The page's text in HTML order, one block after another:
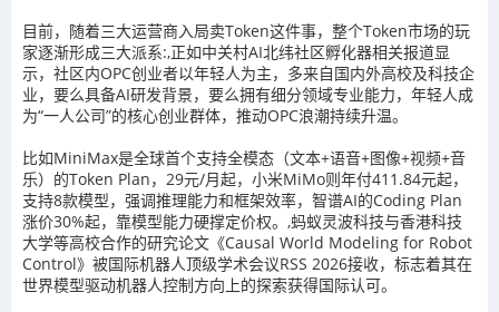
目前，随着三大运营商入局卖Token这件事，整个Token市场的玩
家逐渐形成三大派系:,正如中关村AI北纬社区孵化器相关报道显
示，社区内OPC创业者以年轻人为主，多来自国内外高校及科技企
业，要么具备AI研发背景，要么拥有细分领域专业能力，年轻人成
为“一人公司”的核心创业群体，推动OPC浪潮持续升温。
比如MiniMax是全球首个支持全模态（文本+语音+图像+视频+音
乐）的Token Plan，29元/月起，小米MiMo则年付411.84元起，
支持8款模型，强调推理能力和框架效率，智谱AI的Coding Plan
涨价30%起，靠模型能力硬撑定价权。,蚂蚁灵波科技与香港科技
大学等高校合作的研究论文《Causal World Modeling for Robot
Control》被国际机器人顶级学术会议RSS 2026接收，标志着其在
世界模型驱动机器人控制方向上的探索获得国际认可。